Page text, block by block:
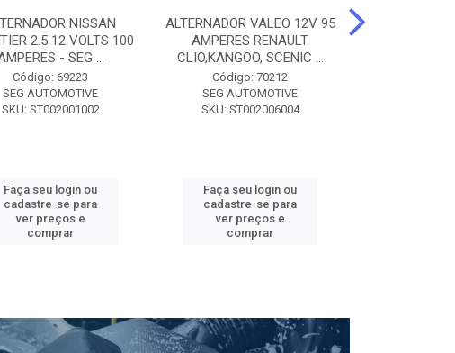
NISSAN
2.5 12 VOLTS 100
- SEG ...
Código: 69223
SEG AUTOMOTIVE
SKU: ST002001002
Faça seu login ou
cadastre-se para
ver preços e
comprar
ALTERNADOR VALEO 12V 95
AMPERES RENAULT
CLIO,KANGOO, SCENIC ...
Código: 70212
SEG AUTOMOTIVE
SKU: ST002006004
Faça seu login ou
cadastre-se para
ver preços e
comprar